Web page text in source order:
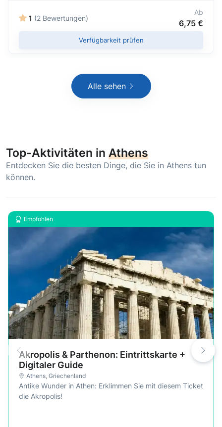
1 (2 Bewertungen)
Ab
6,75 €
Verfügbarkeit prüfen
Alle sehen
Top-Aktivitäten in Athens
Entdecken Sie die besten Dinge, die Sie in Athens tun
können.
Empfohlen
Akropolis & Parthenon: Eintrittskarte +
Digitaler Guide
Athens, Griechenland
Antike Wunder in Athen: Erklimmen Sie mit diesem Ticket
die Akropolis!